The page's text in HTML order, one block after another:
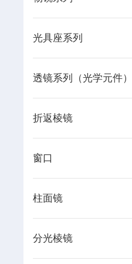
光具座系列
透镜系列（光学元件）
折返棱镜
窗口
柱面镜
分光棱镜